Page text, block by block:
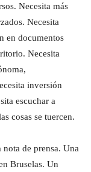
Necesita más
Necesita
en documentos
Necesita
inversión
escuchar a
cosas se tuercen.
nota de prensa. Una
Bruselas. Un